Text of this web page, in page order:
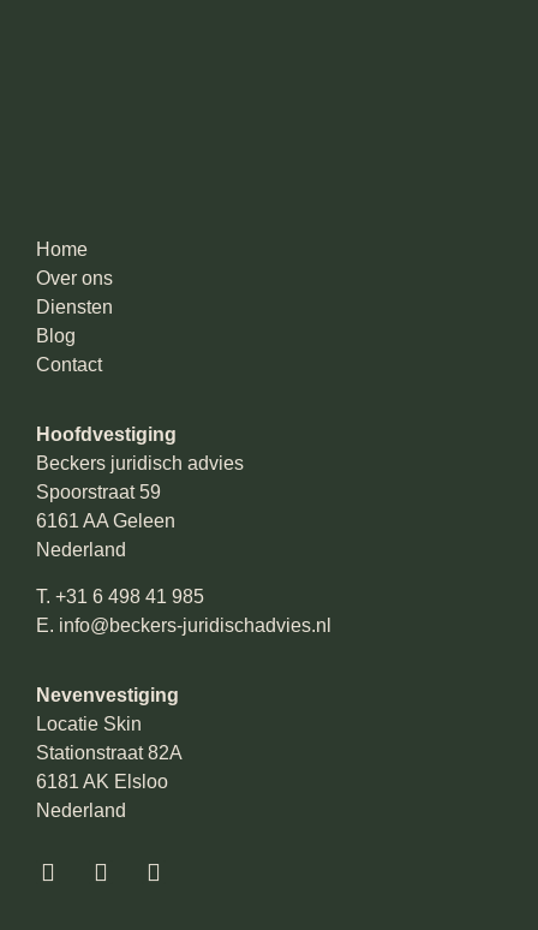
Home
Over ons
Diensten
Blog
Contact
Hoofdvestiging
Beckers juridisch advies
Spoorstraat 59
6161 AA Geleen
Nederland
T. +31 6 498 41 985
E. info@beckers-juridischadvies.nl
Nevenvestiging
Locatie Skin
Stationstraat 82A
6181 AK Elsloo
Nederland